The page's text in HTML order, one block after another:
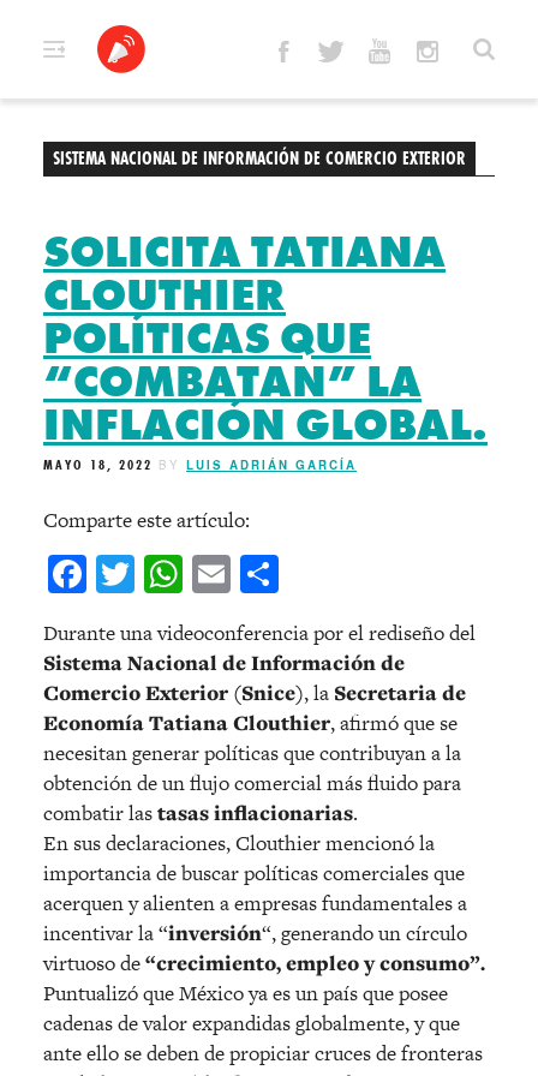
SISTEMA NACIONAL DE INFORMACIÓN DE COMERCIO EXTERIOR
SOLICITA TATIANA
CLOUTHIER
POLÍTICAS QUE
“COMBATAN” LA
INFLACIÓN GLOBAL.
MAYO 18, 2022 BY LUIS ADRIÁN GARCÍA
Comparte este artículo:
Facebook
Twitter
WhatsApp
Email
Durante una videoconferencia por el rediseño del
Sistema Nacional de Información de
Comercio Exterior (Snice), la Secretaria de
EconomíaTatiana Clouthier, afirmó que se
necesitan generar políticas que contribuyan a la
obtención de un flujo comercial más fluido para
combatir lastasas inflacionarias.
En sus declaraciones, Clouthier mencionó la
importancia de buscar políticas comerciales que
acerquen y alienten a empresas fundamentales a
incentivar la “inversión“, generando un círculo
virtuoso de“crecimiento, empleo y consumo”.
Puntualizó que México ya es un país que posee
cadenas de valor expandidas globalmente, y que
ante ello se deben de propiciar cruces de fronteras